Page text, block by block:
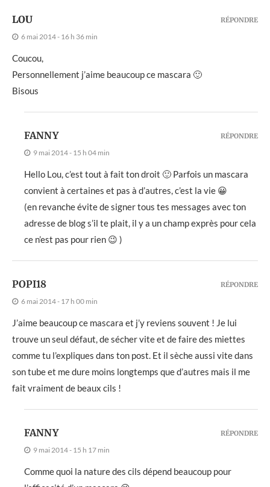
LOU
6 mai 2014 - 16 h 36 min
Coucou,
Personnellement j’aime beaucoup ce mascara 🙂
Bisous
RÉPONDRE
FANNY
9 mai 2014 - 15 h 04 min
Hello Lou, c’est tout à fait ton droit 🙂 Parfois un mascara
convient à certaines et pas à d’autres, c’est la vie 😀
(en revanche évite de signer tous tes messages avec ton
adresse de blog s’il te plait, il y a un champ exprès pour cela
ce n’est pas pour rien 😉 )
RÉPONDRE
POPI18
6 mai 2014 - 17 h 00 min
J’aime beaucoup ce mascara et j’y reviens souvent ! Je lui
trouve un seul défaut, de sécher vite et de faire des miettes
comme tu l’expliques dans ton post. Et il sèche aussi vite dans
son tube et me dure moins longtemps que d’autres mais il me
fait vraiment de beaux cils !
RÉPONDRE
FANNY
9 mai 2014 - 15 h 17 min
Comme quoi la nature des cils dépend beaucoup pour
RÉPONDRE